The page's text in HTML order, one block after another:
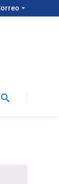
arrow_drop_down
search